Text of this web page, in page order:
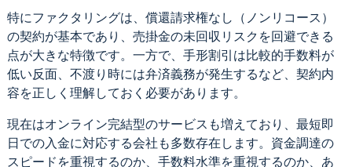
特にファクタリングは、償還請求権なし（ノンリコース）
の契約が基本であり、売掛金の未回収リスクを回避できる
点が大きな特徴です。一方で、手形割引は比較的手数料が
低い反面、不渡り時には弁済義務が発生するなど、契約内
容を正しく理解しておく必要があります。
現在はオンライン完結型のサービスも増えており、最短即
日での入金に対応する会社も多数存在します。資金調達の
スピードを重視するのか、手数料水準を重視するのか、あ